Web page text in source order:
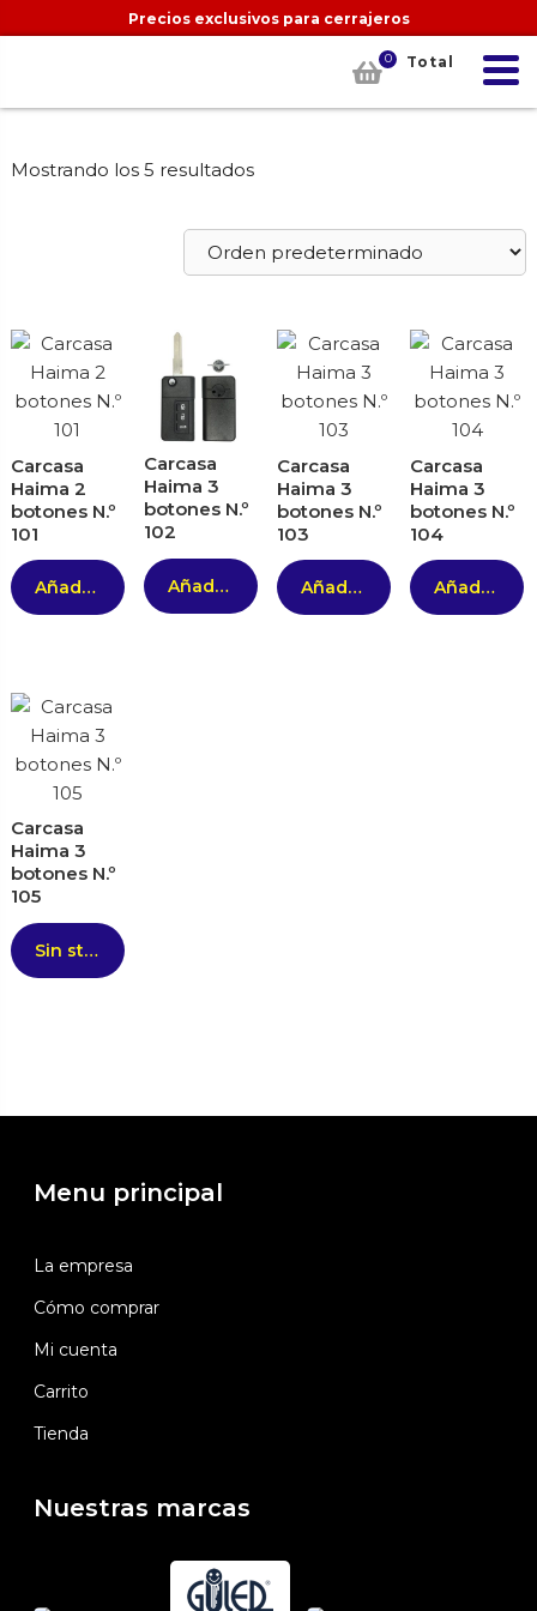
Precios exclusivos para cerrajeros
0 Total
Mostrando los 5 resultados
Carcasa
Haima 2
botones N.º
101
Añadir al carrito
Carcasa
Haima 3
botones N.º
102
Añadir al carrito
Carcasa
Haima 3
botones N.º
103
Añadir al carrito
Carcasa
Haima 3
botones N.º
104
Añadir al carrito
Carcasa
Haima 3
botones N.º
105
Sin stock
Menu principal
La empresa
Cómo comprar
Mi cuenta
Carrito
Tienda
Nuestras marcas